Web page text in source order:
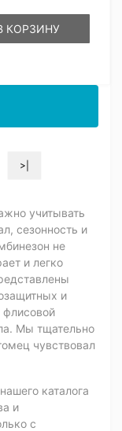
КОРЗИНУ
>|
учитывать
сезонность и
не
и легко
и
Мы тщательно
чувствовал
каталога
и
с